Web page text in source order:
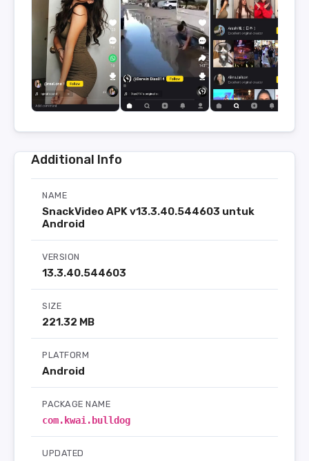
Additional Info
NAME
SnackVideo APK v13.3.40.544603 untuk
Android
VERSION
13.3.40.544603
SIZE
221.32 MB
PLATFORM
Android
PACKAGE NAME
com.kwai.bulldog
UPDATED